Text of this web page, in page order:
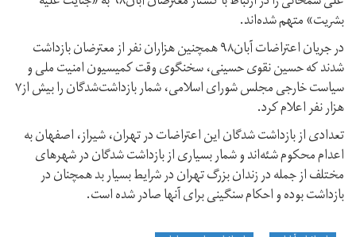
بشریت» متهم شده‌اند.
در جریان اعتراضات آبان۹۸ همچنین هزاران نفر از معترضان بازداشت
شدند که حسین نقوی حسینی، سخنگوی وقت کمیسیون امنیت ملی و
هزار نفر اعلام کرد.
تعدادی از بازداشت شدگان این اعتراضات در تهران، شیراز، اصفهان به
اعدام محکوم شئه‌اند و شمار بسیاری از بازداشت شدگان در شهرهای
مختلف از جمله در زندان بزرگ تهران در شرایط بسیار بد همچنان در
بازداشت بوده و احکام سنگینی برای آنها صادر شده است.